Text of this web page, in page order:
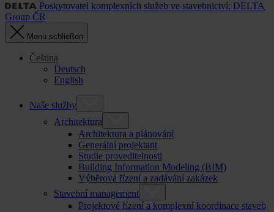
Poskytovatel komplexních služeb ve stavebnictví: DELTA
Group ČR
Menü schließen
Čeština
Deutsch
English
Naše služby
Architektura
Architektura a plánování
Generální projektant
Studie proveditelnosti
Building Information Modeling (BIM)
Výběrová řízení a zadávání zakázek
Stavební management
Projektové řízení a komplexní koordinace staveb